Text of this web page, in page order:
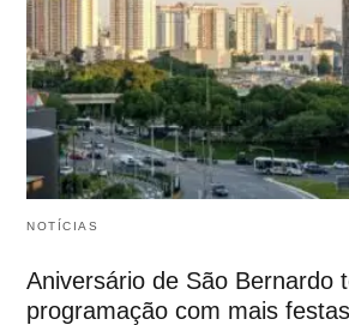
NOTÍCIAS
Aniversário de São Bernardo
programação com mais